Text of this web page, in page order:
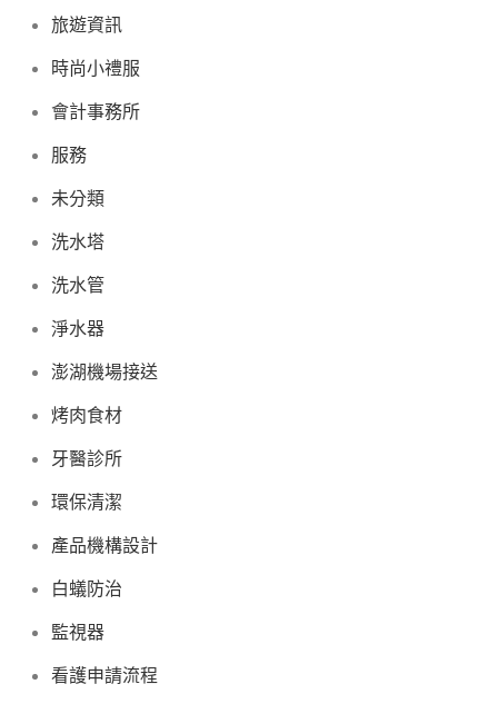
旅遊資訊
時尚小禮服
會計事務所
服務
未分類
洗水塔
洗水管
淨水器
澎湖機場接送
烤肉食材
牙醫診所
環保清潔
產品機構設計
白蟻防治
監視器
看護申請流程